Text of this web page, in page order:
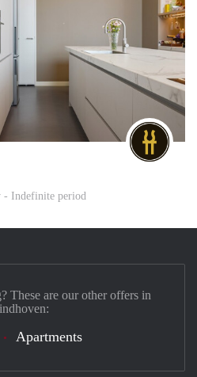
- Indefinite period
These are our other offers in
Apartments